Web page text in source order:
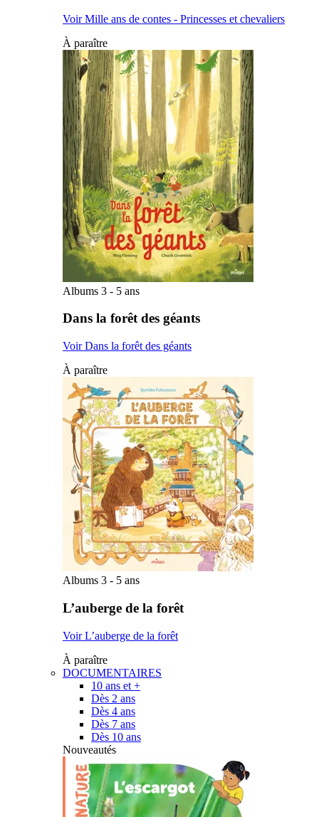
Voir Mille ans de contes - Princesses et chevaliers
À paraître
Albums 3 - 5 ans
Dans la forêt des géants
Voir Dans la forêt des géants
À paraître
Albums 3 - 5 ans
L’auberge de la forêt
Voir L’auberge de la forêt
À paraître
DOCUMENTAIRES
10 ans et +
Dès 2 ans
Dès 4 ans
Dès 7 ans
Dès 10 ans
Nouveautés